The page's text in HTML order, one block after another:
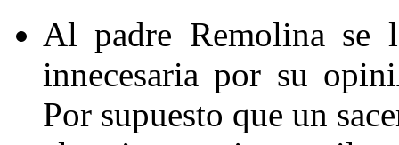
Al padre Remolina se
innecesaria por su
Por supuesto que un